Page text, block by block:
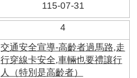
115-07-31
4
交通安全宣導-高齡者過馬路,走
行穿線卡安全,車輛也要禮讓行
人（特別是高齡者）